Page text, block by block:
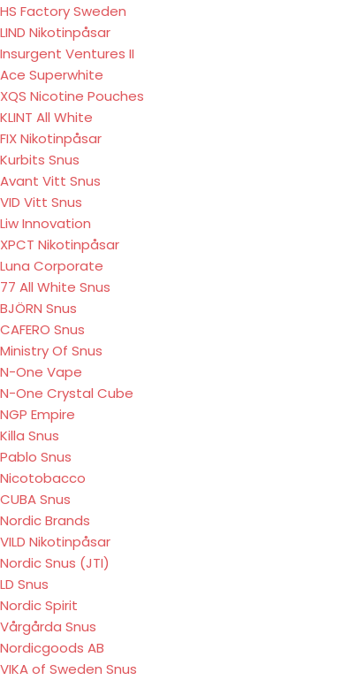
HS Factory Sweden
LIND Nikotinpåsar
Insurgent Ventures II
Ace Superwhite
XQS Nicotine Pouches
KLINT All White
FIX Nikotinpåsar
Kurbits Snus
Avant Vitt Snus
VID Vitt Snus
Liw Innovation
XPCT Nikotinpåsar
Luna Corporate
77 All White Snus
BJÖRN Snus
CAFERO Snus
Ministry Of Snus
N-One Vape
N-One Crystal Cube
NGP Empire
Killa Snus
Pablo Snus
Nicotobacco
CUBA Snus
Nordic Brands
VILD Nikotinpåsar
Nordic Snus (JTI)
LD Snus
Nordic Spirit
Vårgårda Snus
Nordicgoods AB
VIKA of Sweden Snus